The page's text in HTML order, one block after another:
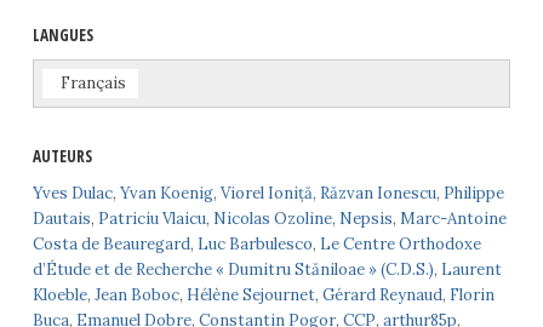
LANGUES
Français
AUTEURS
Yves Dulac, Yvan Koenig, Viorel Ioniță, Răzvan Ionescu, Philippe
Dautais, Patriciu Vlaicu, Nicolas Ozoline, Nepsis, Marc-Antoine
Costa de Beauregard, Luc Barbulesco, Le Centre Orthodoxe
d’Étude et de Recherche « Dumitru Stăniloae » (C.D.S.), Laurent
Kloeble, Jean Boboc, Hélène Sejournet, Gérard Reynaud, Florin
Buca, Emanuel Dobre, Constantin Pogor, CCP, arthur85p,